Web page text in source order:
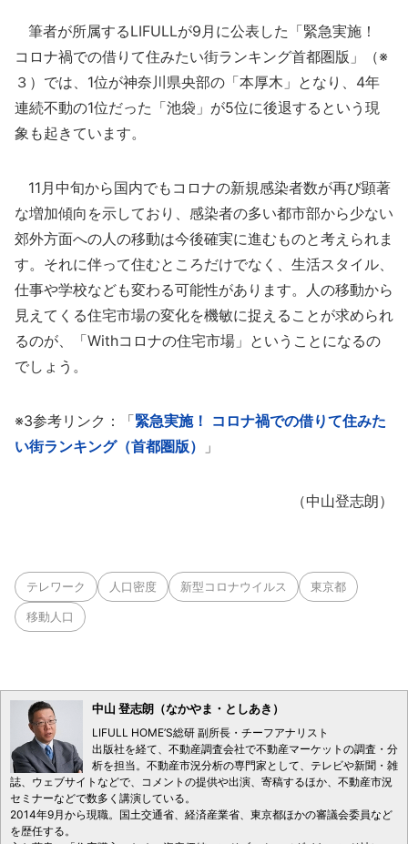
筆者が所属するLIFULLが9月に公表した「緊急実施！
コロナ禍での借りて住みたい街ランキング首都圏版」（※
３）では、1位が神奈川県央部の「本厚木」となり、4年
連続不動の1位だった「池袋」が5位に後退するという現
象も起きています。
11月中旬から国内でもコロナの新規感染者数が再び顕著
な増加傾向を示しており、感染者の多い都市部から少ない
郊外方面への人の移動は今後確実に進むものと考えられま
す。それに伴って住むところだけでなく、生活スタイル、
仕事や学校なども変わる可能性があります。人の移動から
見えてくる住宅市場の変化を機敏に捉えることが求められ
るのが、「Withコロナの住宅市場」ということになるの
でしょう。
※3参考リンク：「緊急実施！ コロナ禍での借りて住みた
い街ランキング（首都圏版）
」
（中山登志朗）
テレワーク 人口密度 新型コロナウイルス 東京都
移動人口
中山 登志朗（なかやま・としあき）
LIFULL HOME’S総研 副所長・チーフアナリスト
出版社を経て、不動産調査会社で不動産マーケットの調査・分
析を担当。不動産市況分析の専門家として、テレビや新聞・雑
誌、ウェブサイトなどで、コメントの提供や出演、寄稿するほか、不動産市況
セミナーなどで数多く講演している。
2014年9月から現職。国土交通省、経済産業省、東京都ほかの審議会委員など
を歴任する。